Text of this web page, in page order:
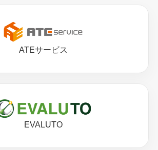
ATEサービス
EVALUTO